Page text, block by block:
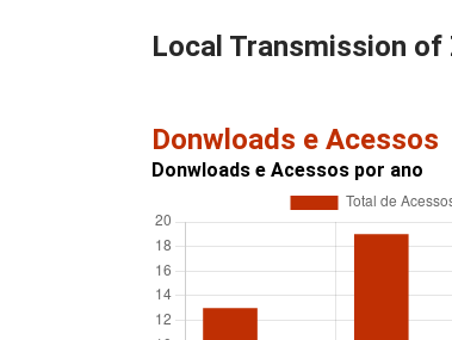
Local Transmission
Donwloads e Acessos
Donwloads e Acessos por ano